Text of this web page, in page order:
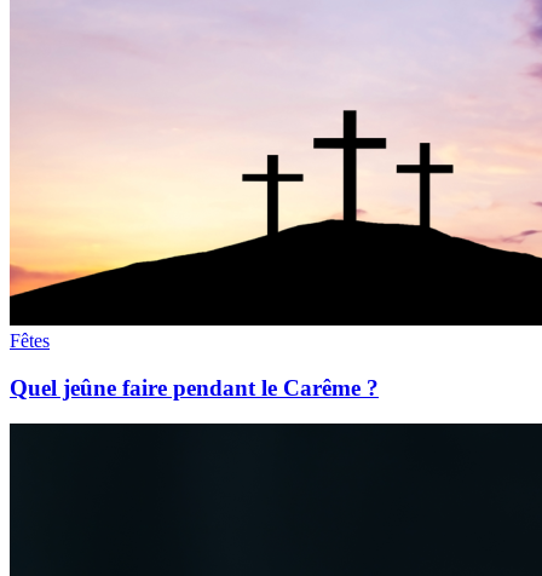
Fêtes
Quel jeûne faire pendant le Carême ?